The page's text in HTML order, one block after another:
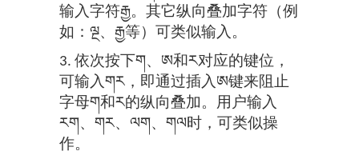
输入字符རྒྱ。其它纵向叠加字符（例
如：ལྔ、རྒྱ等）可类似输入。
3. 依次按下ག、ཨ和ར对应的键位，
可输入གར，即通过插入ཨ键来阻止
字母ག和ར的纵向叠加。用户输入
རག、གར、ལག、གལ时，可类似操
作。